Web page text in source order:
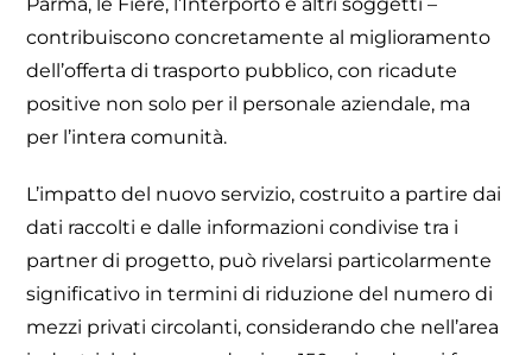
Parma, le Fiere, l’Interporto e altri soggetti –
contribuiscono concretamente al miglioramento
dell’offerta di trasporto pubblico, con ricadute
positive non solo per il personale aziendale, ma
per l’intera comunità.
L’impatto del nuovo servizio, costruito a partire dai
dati raccolti e dalle informazioni condivise tra i
partner di progetto, può rivelarsi particolarmente
significativo in termini di riduzione del numero di
mezzi privati circolanti, considerando che nell’area